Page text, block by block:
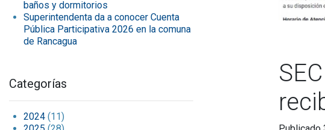
baños y dormitorios
Superintendenta da a conocer Cuenta
Pública Participativa 2026 en la comuna
de Rancagua
Categorías
2024 (11)